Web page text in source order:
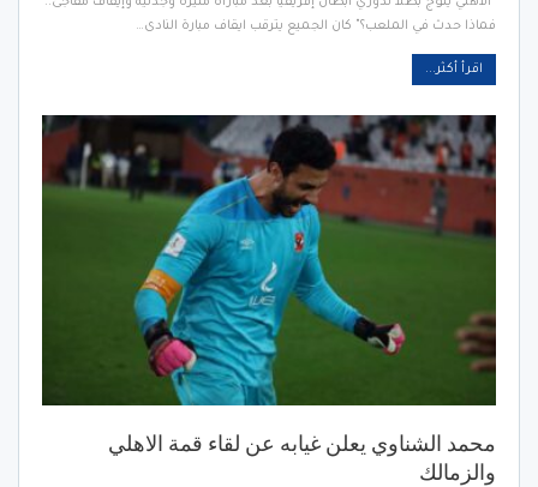
"الأهلي يتوج بطلاً لدوري أبطال إفريقيا بعد مباراة مثيرة وجدلية وإيقاف مفاجئ..
فماذا حدث في الملعب؟" كان الجميع يترقب ايقاف مبارة النادى…
اقرأ أكثر...
محمد الشناوي يعلن غيابه عن لقاء قمة الاهلي
والزمالك